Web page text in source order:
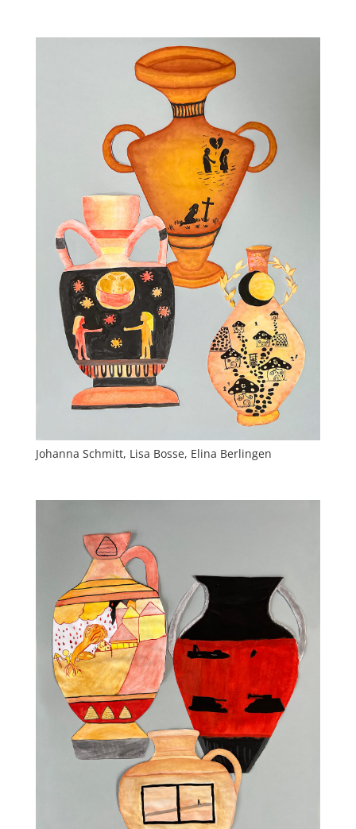
Johanna Schmitt, Lisa Bosse, Elina Berlingen